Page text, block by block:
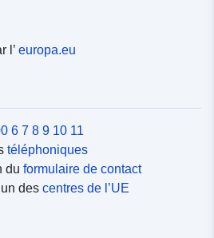
l’ europa.eu
6 7 8 9 10 11
téléphoniques
du formulaire de contact
des centres de l’UE